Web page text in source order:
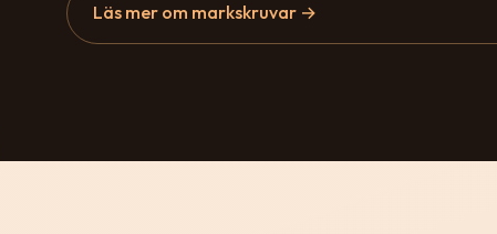
Läs mer om markskruvar →